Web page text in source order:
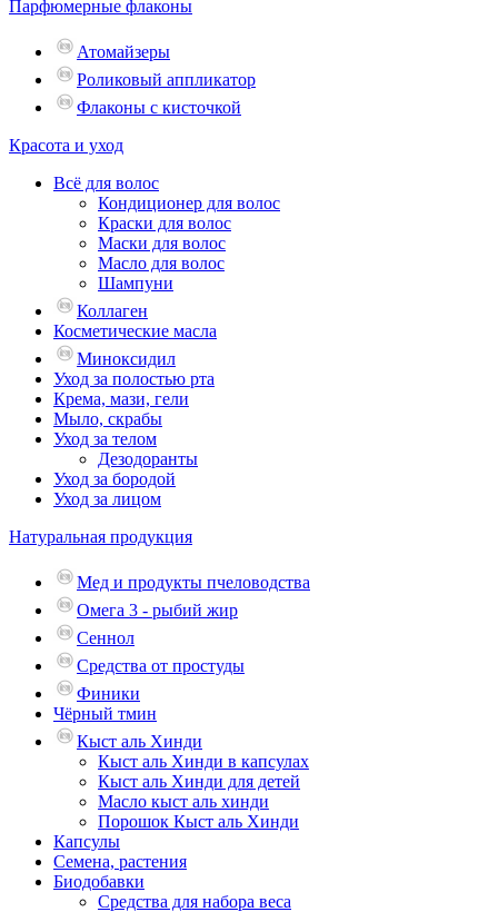
Парфюмерные флаконы
Атомайзеры
Роликовый аппликатор
Флаконы с кисточкой
Красота и уход
Всё для волос
Кондиционер для волос
Краски для волос
Маски для волос
Масло для волос
Шампуни
Коллаген
Косметические масла
Миноксидил
Уход за полостью рта
Крема, мази, гели
Мыло, скрабы
Уход за телом
Дезодоранты
Уход за бородой
Уход за лицом
Натуральная продукция
Мед и продукты пчеловодства
Омега 3 - рыбий жир
Сеннол
Средства от простуды
Финики
Чёрный тмин
Кыст аль Хинди
Кыст аль Хинди в капсулах
Кыст аль Хинди для детей
Масло кыст аль хинди
Порошок Кыст аль Хинди
Капсулы
Семена, растения
Биодобавки
Средства для набора веса